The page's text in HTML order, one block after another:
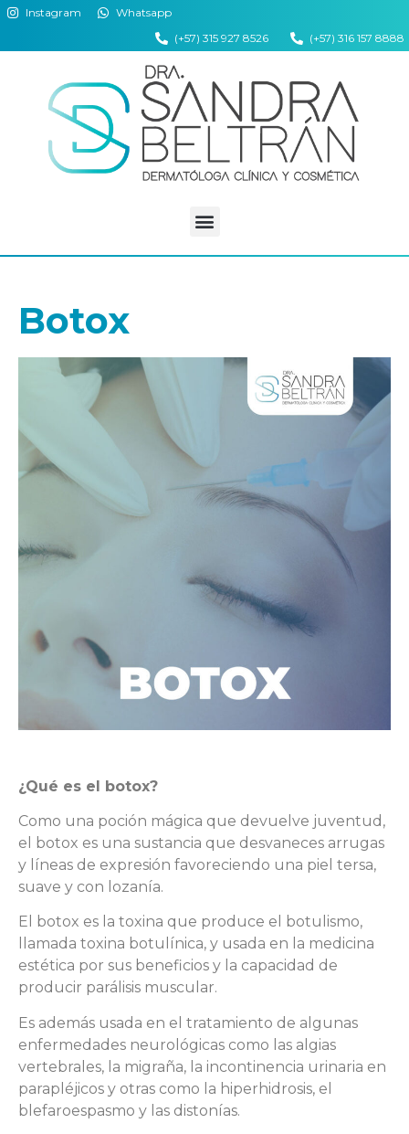
Instagram
Whatsapp
(+57) 315 927 8526
(+57) 316 157 8888
Botox
¿Qué es el botox?
Como una poción mágica que devuelve juventud,
el botox es una sustancia que desvaneces arrugas
y líneas de expresión favoreciendo una piel tersa,
suave y con lozanía.
El botox es la toxina que produce el botulismo,
llamada toxina botulínica, y usada en la medicina
estética por sus beneficios y la capacidad de
producir parálisis muscular.
Es además usada en el tratamiento de algunas
enfermedades neurológicas como las algias
vertebrales, la migraña, la incontinencia urinaria en
parapléjicos y otras como la hiperhidrosis, el
blefaroespasmo y las distonías.